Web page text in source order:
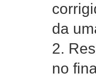
da
2.
no